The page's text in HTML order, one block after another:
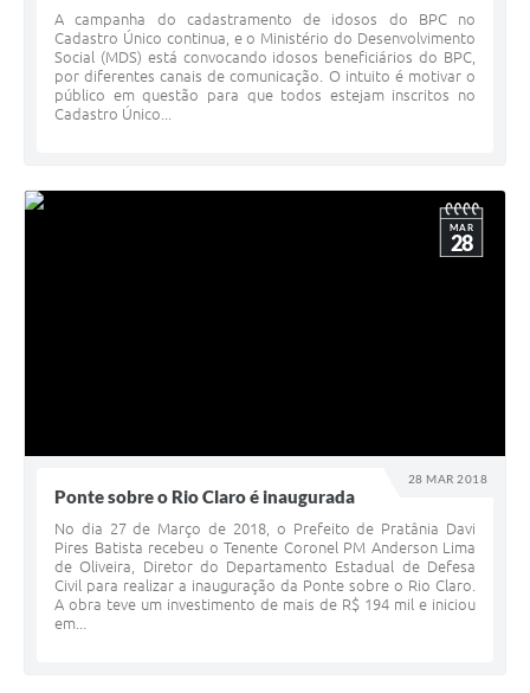
A campanha do cadastramento de idosos do BPC no
Cadastro Único continua, e o Ministério do Desenvolvimento
Social (MDS) está convocando idosos beneficiários do BPC,
por diferentes canais de comunicação. O intuito é motivar o
público em questão para que todos estejam inscritos no
Cadastro Único...
28 MAR 2018
MAR
28
Ponte sobre o Rio Claro é inaugurada
No dia 27 de Março de 2018, o Prefeito de Pratânia Davi
Pires Batista recebeu o Tenente Coronel PM Anderson Lima
de Oliveira, Diretor do Departamento Estadual de Defesa
Civil para realizar a inauguração da Ponte sobre o Rio Claro.
A obra teve um investimento de mais de R$ 194 mil e iniciou
em...